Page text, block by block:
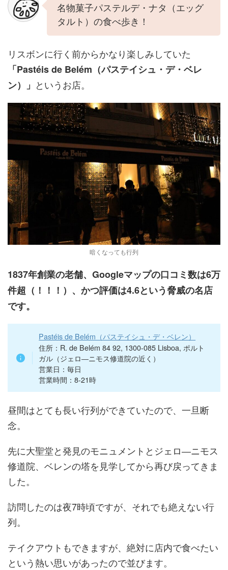
名物菓子パステルデ・ナタ（エッグ
タルト）の食べ歩き！
リスボンに行く前からかなり楽しみしていた
「Pastéis de Belém（パステイシュ・デ・ベレ
ン）」 というお店。
暗くなっても行列
1837年創業の老舗、Googleマップの口コミ数は6万
件超（！！！）、かつ評価は4.6という脅威の名店
です。
Pastéis de Belém（パステイシュ・デ・ベレン）
住所：R. de Belém 84 92, 1300-085 Lisboa, ポルト
ガル（ジェロ―ニモス修道院の近く）
営業日：毎日
営業時間：8-21時
昼間はとても長い行列ができていたので、一旦断
念。
先に大聖堂と発見のモニュメントとジェロ―ニモス
修道院、ベレンの塔を見学してから再び戻ってきま
した。
訪問したのは夜7時頃ですが、それでも絶えない行
列。
テイクアウトもできますが、絶対に店内で食べたい
という熱い思いがあったので並びます。